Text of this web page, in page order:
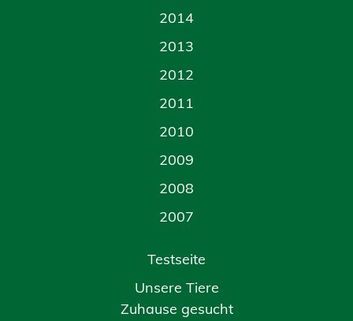
2014
2013
2012
2011
2010
2009
2008
2007
Testseite
Unsere Tiere
Zuhause gesucht